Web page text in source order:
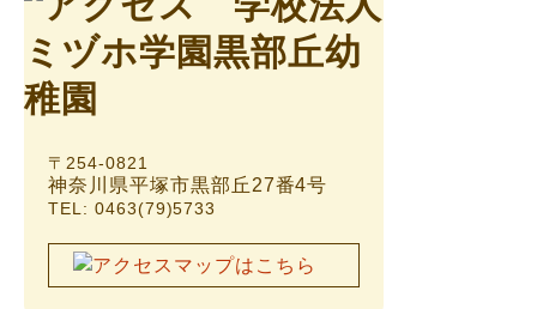
〒254-0821
神奈川県平塚市黒部丘27番4号
TEL: 0463(79)5733